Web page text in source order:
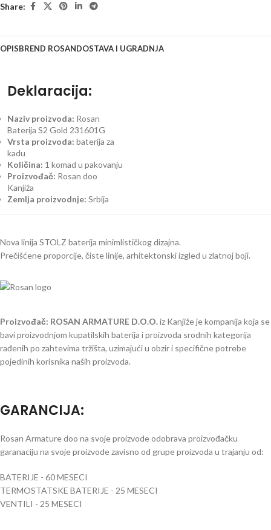
Share:
OPISBREND ROSANDOSTAVA I UGRADNJA
Deklaracija:
Naziv proizvoda: Rosan
Baterija S2 Gold 231601G
Vrsta proizvoda: baterija za
kadu
Količina: 1 komad u pakovanju
Proizvođač: Rosan doo
Kanjiža
Zemlja proizvodnje: Srbija
Nova linija STOLZ baterija minimlističkog dizajna.
Prečišćene proporcije, čiste linije, arhitektonski izgled u zlatnoj boji.
Proizvođač: ROSAN ARMATURE D.O.O.iz Kanjiže je kompanija koja se
bavi proizvodnjom kupatilskih baterija i proizvoda srodnih kategorija
rađenih po zahtevima tržišta, uzimajući u obzir i specifične potrebe
pojedinih korisnika naših proizvoda.
GARANCIJA:
Rosan Armature doo na svoje proizvode odobrava proizvođačku
garanaciju na svoje proizvode zavisno od grupe proizvoda u trajanju od:
BATERIJE - 60 MESECI
TERMOSTATSKE BATERIJE - 25 MESECI
VENTILI - 25 MESECI